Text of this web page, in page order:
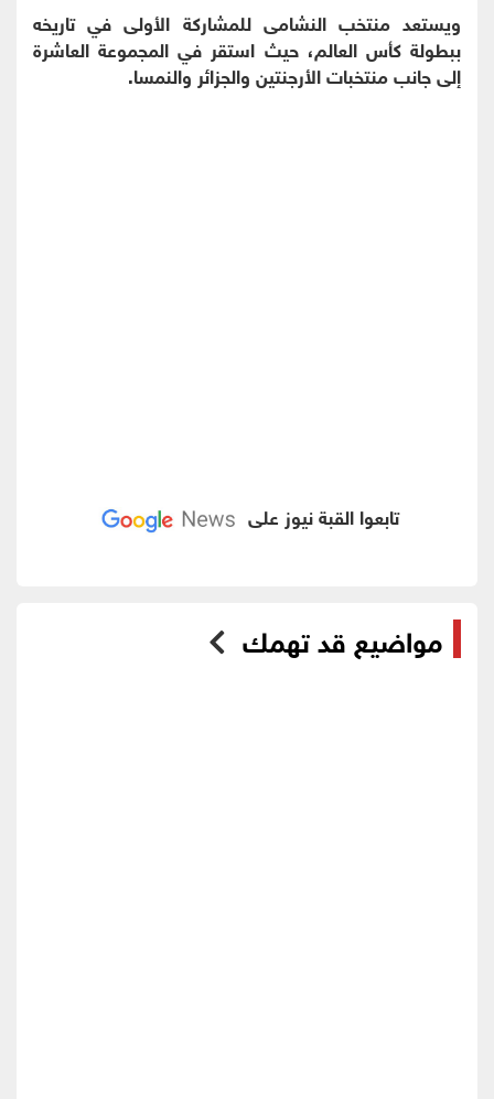
ويستعد منتخب النشامى للمشاركة الأولى في تاريخه
ببطولة كأس العالم، حيث استقر في المجموعة العاشرة
إلى جانب منتخبات الأرجنتين والجزائر والنمسا.
تابعوا القبة نيوز على
مواضيع قد تهمك